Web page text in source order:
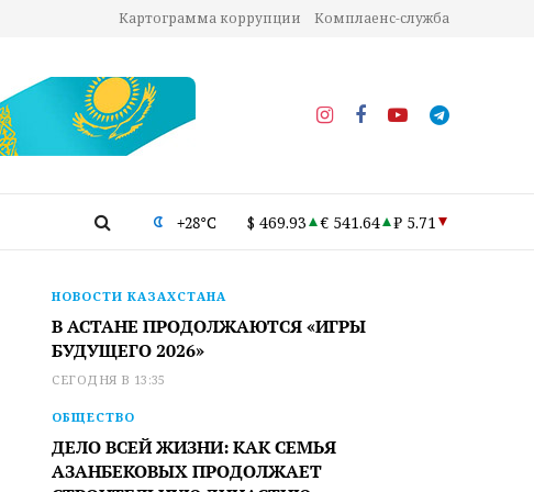
Картограмма коррупции Комплаенс-служба
+28°C $ 469.93 € 541.64 ₽ 5.71
НОВОСТИ КАЗАХСТАНА
В АСТАНЕ ПРОДОЛЖАЮТСЯ «ИГРЫ
БУДУЩЕГО 2026»
СЕГОДНЯ В 13:35
ОБЩЕСТВО
ДЕЛО ВСЕЙ ЖИЗНИ: КАК СЕМЬЯ
АЗАНБЕКОВЫХ ПРОДОЛЖАЕТ